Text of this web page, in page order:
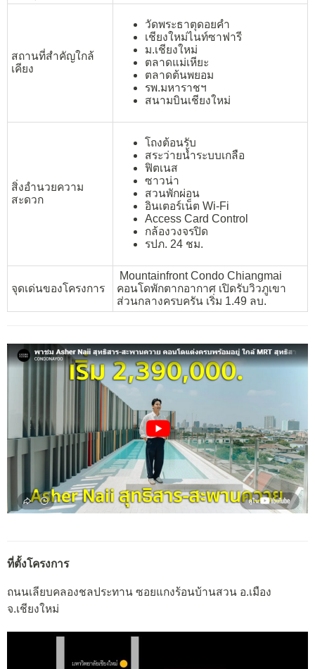
สถานที่สำคัญใกล้
เคียง
วัดพระธาตุดอยคำ
เชียงใหม่ไนท์ซาฟารี
ม.เชียงใหม่
ตลาดแม่เหียะ
ตลาดต้นพยอม
รพ.มหาราชฯ
สนามบินเชียงใหม่
สิ่งอำนวยความ
สะดวก
โถงต้อนรับ
สระว่ายน้ำระบบเกลือ
ฟิตเนส
ซาวน่า
สวนพักผ่อน
อินเตอร์เน็ต Wi-Fi
Access Card Control
กล้องวงจรปิด
รปภ. 24 ชม.
จุดเด่นของโครงการ
Mountainfront Condo Chiangmai
คอนโดพักตากอากาศ เปิดรับวิวภูเขา
ส่วนกลางครบครัน เริ่ม 1.49 ลบ.
ที่ตั้งโครงการ
ถนนเลียบคลองชลประทาน ซอยแกงร้อนบ้านสวน อ.เมือง
จ.เชียงใหม่